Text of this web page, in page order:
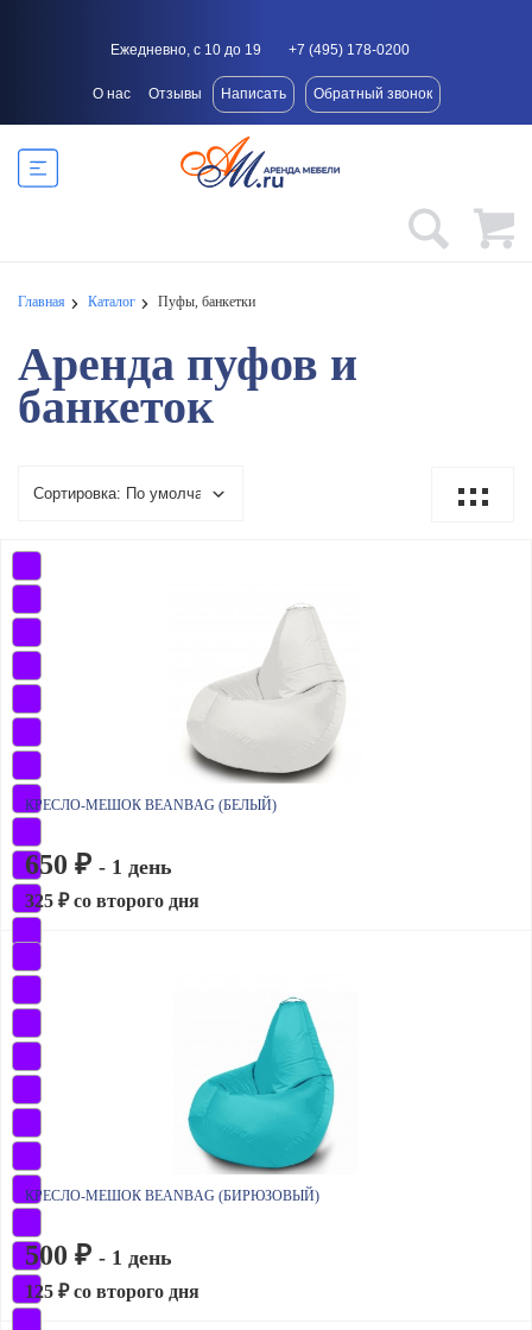
Ежедневно, с 10 до 19 +7 (495) 178-0200
О нас Отзывы Написать Обратный звонок
Главная Каталог Пуфы, банкетки
Аренда пуфов и
банкеток
КРЕСЛО-МЕШОК BEANBAG (БЕЛЫЙ)
650 ₽ - 1 день
325 ₽ со второго дня
КРЕСЛО-МЕШОК BEANBAG (БИРЮЗОВЫЙ)
500 ₽ - 1 день
125 ₽ со второго дня